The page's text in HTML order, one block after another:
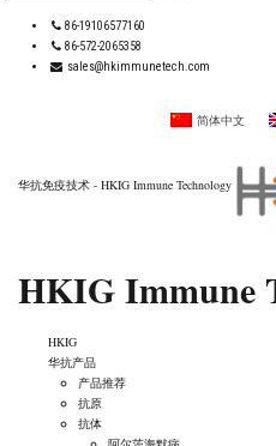
86-19106577160
86-572-2065358
sales@hkimmunetech.com
简体中文
华抗免疫技术 - HKIG Immune Technology
HKIG Immune
HKIG
华抗产品
产品推荐
抗原
抗体